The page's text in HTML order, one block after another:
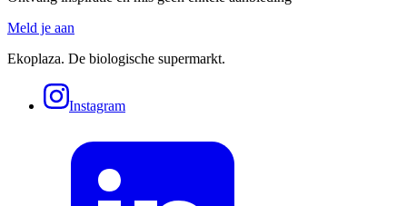
Meld je aan
Ekoplaza. De biologische supermarkt.
Instagram